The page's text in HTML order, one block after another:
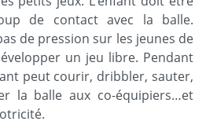
de contact avec la balle.
de pression sur les jeunes de
un jeu libre. Pendant
peut courir, dribbler, sauter,
la balle aux co-équipiers…et